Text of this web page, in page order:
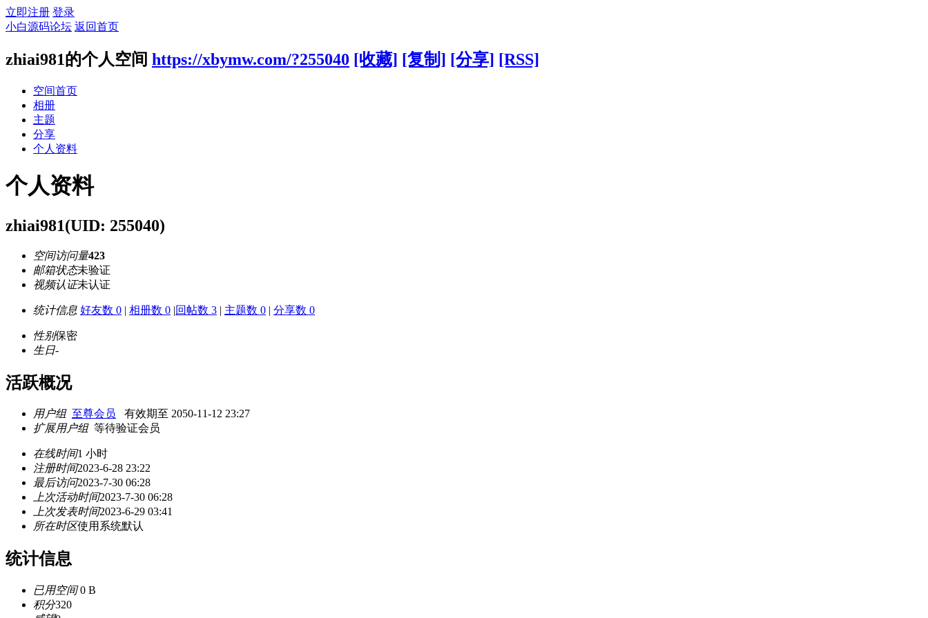
立即注册 登录
小白源码论坛 返回首页
zhiai981的个人空间 https://xbymw.com/?255040 [收藏] [复制] [分享] [RSS]
空间首页
相册
主题
分享
个人资料
个人资料
zhiai981(UID: 255040)
空间访问量423
邮箱状态未验证
视频认证未认证
统计信息 好友数 0 | 相册数 0 |回帖数 3 | 主题数 0 | 分享数 0
性别保密
生日-
活跃概况
用户组 至尊会员
有效期至 2050-11-12 23:27
扩展用户组 等待验证会员
在线时间1 小时
注册时间2023-6-28 23:22
最后访问2023-7-30 06:28
上次活动时间2023-7-30 06:28
上次发表时间2023-6-29 03:41
所在时区使用系统默认
统计信息
已用空间0 B
积分320